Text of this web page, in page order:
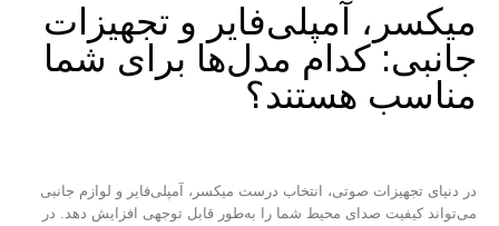
میکسر، آمپلی‌فایر و تجهیزات
جانبی: کدام مدل‌ها برای شما
مناسب هستند؟
در دنیای تجهیزات صوتی، انتخاب درست میکسر، آمپلی‌فایر و لوازم جانبی
می‌تواند کیفیت صدای محیط شما را به‌طور قابل توجهی افزایش دهد. در